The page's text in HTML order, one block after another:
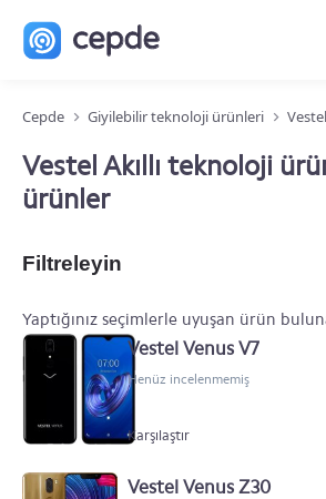
Cepde Giyilebilir teknoloji ürünleri Vestel
Vestel Akıllı teknoloji
ürünler
Filtreleyin
Yaptığınız seçimlerle uyuşan ürün
Vestel Venus V7
Henüz incelenmemiş
Karşılaştır
Vestel Venus Z30